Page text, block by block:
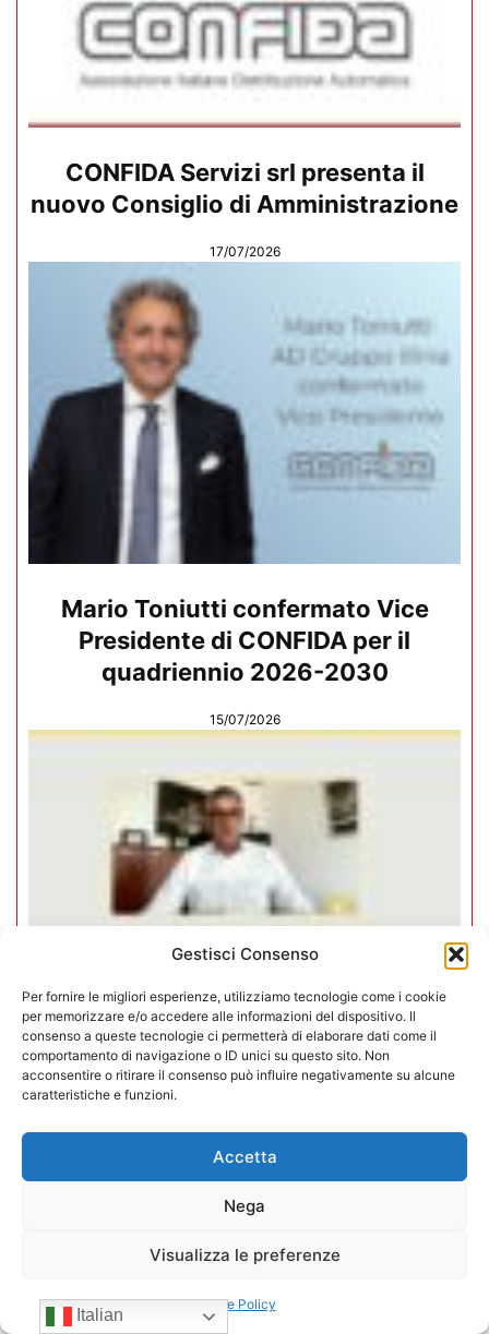
Gestisci Consenso
Per fornire le migliori esperienze, utilizziamo tecnologie come i cookie
per memorizzare e/o accedere alle informazioni del dispositivo. Il
consenso a queste tecnologie ci permetterà di elaborare dati come il
comportamento di navigazione o ID unici su questo sito. Non
acconsentire o ritirare il consenso può influire negativamente su alcune
caratteristiche e funzioni.
Accetta
Nega
Visualizza le preferenze
Cookie Policy
CONFIDA Servizi srl presenta il
nuovo Consiglio di Amministrazione
17/07/2026
Mario Toniutti confermato Vice
Presidente di CONFIDA per il
quadriennio 2026-2030
15/07/2026
Negozi H24 nel mirino. Trapletti a
Bergamo TV: “I gestori H24 non
sono il problema”
Italian